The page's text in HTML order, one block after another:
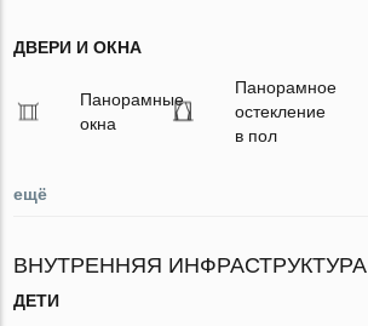
ДВЕРИ И ОКНА
Панорамные
окна
Панорамное
остекление
в пол
ещё
ВНУТРЕННЯЯ ИНФРАСТРУКТУРА
ДЕТИ